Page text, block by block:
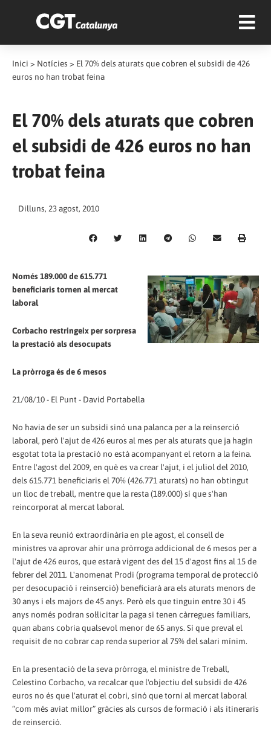
Inici > Notícies > El 70% dels aturats que cobren el subsidi de 426
euros no han trobat feina
El 70% dels aturats que cobren
el subsidi de 426 euros no han
trobat feina
Dilluns, 23 agost, 2010
Només 189.000 de 615.771
beneficiaris tornen al mercat
laboral
Corbacho restringeix per sorpresa
la prestació als desocupats
La pròrroga és de 6 mesos
21/08/10 - El Punt - David Portabella
No havia de ser un subsidi sinó una palanca per a la reinserció
laboral, però l'ajut de 426 euros al mes per als aturats que ja hagin
esgotat tota la prestació no està acompanyant el retorn a la feina.
Entre l'agost del 2009, en què es va crear l'ajut, i el juliol del 2010,
dels 615.771 beneficiaris el 70% (426.771 aturats) no han obtingut
un lloc de treball, mentre que la resta (189.000) sí que s'han
reincorporat al mercat laboral.
En la seva reunió extraordinària en ple agost, el consell de
ministres va aprovar ahir una pròrroga addicional de 6 mesos per a
l'ajut de 426 euros, que estarà vigent des del 15 d'agost fins al 15 de
febrer del 2011. L'anomenat Prodi (programa temporal de protecció
per desocupació i reinserció) beneficiarà ara els aturats menors de
30 anys i els majors de 45 anys. Però els que tinguin entre 30 i 45
anys només podran sol·licitar la paga si tenen càrregues familiars,
quan abans cobria qualsevol menor de 65 anys. Sí que preval el
requisit de no cobrar cap renda superior al 75% del salari mínim.
En la presentació de la seva pròrroga, el ministre de Treball,
Celestino Corbacho, va recalcar que l'objectiu del subsidi de 426
euros no és que l'aturat el cobri, sinó que torni al mercat laboral
“com més aviat millor” gràcies als cursos de formació i als itineraris
de reinserció.